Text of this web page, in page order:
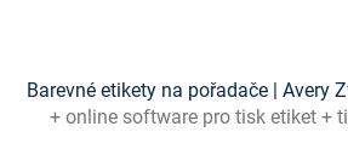
Barevné etikety na pořadače | Avery
+ online software pro tisk etiket +